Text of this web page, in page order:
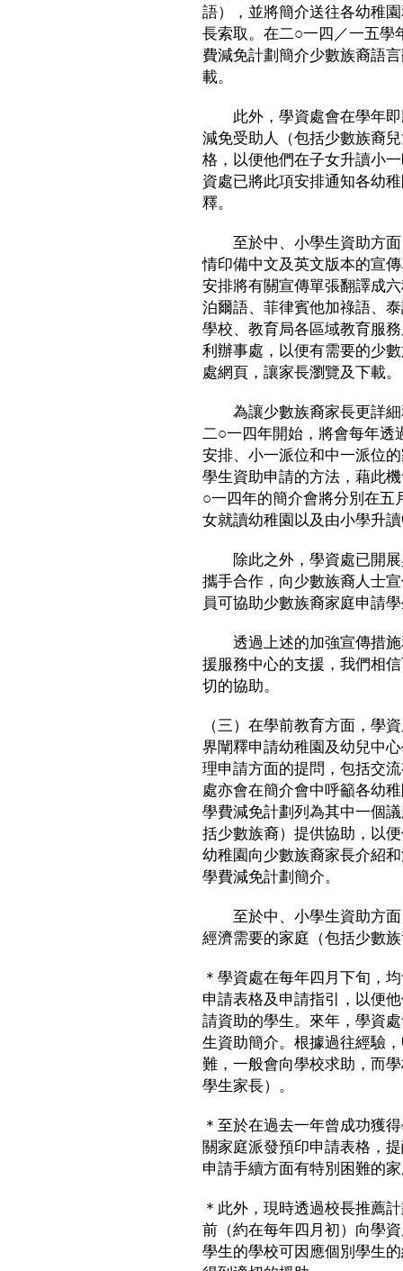
語），並將簡介送往各幼稚
長索取。在二○一四／一五學
費減免計劃簡介少數族裔語
載。
此外，學資處會在學年即
減免受助人（包括少數族裔
格，以便他們在子女升讀小
資處已將此項安排通知各幼
釋。
至於中、小學生資助方面
情印備中文及英文版本的宣
安排將有關宣傳單張翻譯成
泊爾語、菲律賓他加祿語、
學校、教育局各區域教育服
利辦事處，以便有需要的少
處網頁，讓家長瀏覽及下載。
為讓少數族裔家長更詳細
二○一四年開始，將會每年透
安排、小一派位和中一派位
學生資助申請的方法，藉此
○一四年的簡介會將分別在五
女就讀幼稚園以及由小學升
除此之外，學資處已開展
攜手合作，向少數族裔人士
員可協助少數族裔家庭申請
透過上述的加強宣傳措施
援服務中心的支援，我們相
切的協助。
（三）在學前教育方面，學
界闡釋申請幼稚園及幼兒中
理申請方面的提問，包括交
處亦會在簡介會中呼籲各幼
學費減免計劃列為其中一個
括少數族裔）提供協助，以
幼稚園向少數族裔家長介紹
學費減免計劃簡介。
至於中、小學生資助方面
經濟需要的家庭（包括少數
＊學資處在每年四月下旬，
申請表格及申請指引，以便
請資助的學生。來年，學資
生資助簡介。根據過往經驗
難，一般會向學校求助，而
學生家長）。
＊至於在過去一年曾成功獲
關家庭派發預印申請表格，
申請手續方面有特別困難的
＊此外，現時透過校長推薦
前（約在每年四月初）向學
學生的學校可因應個別學生